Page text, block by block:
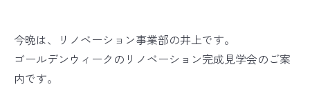
今晩は、リノベーション事業部の井上です。
ゴールデンウィークのリノベーション完成見学会のご案
内です。